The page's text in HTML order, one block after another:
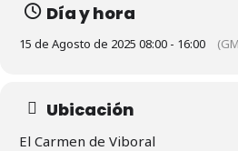
Día y hora
15 de Agosto de 2025 08:00 - 16:00
Ubicación
El Carmen de Viboral